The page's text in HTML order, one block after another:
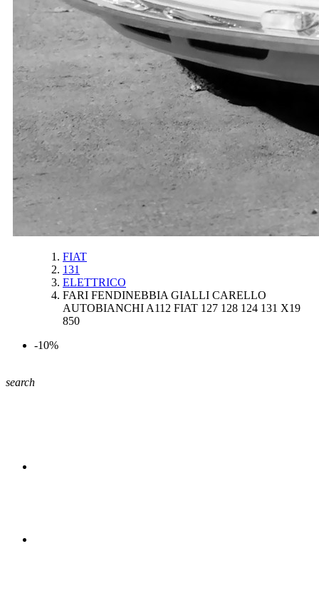
FIAT
131
ELETTRICO
FARI FENDINEBBIA GIALLI CARELLO
AUTOBIANCHI A112 FIAT 127 128 124 131 X19
850
-10%
search